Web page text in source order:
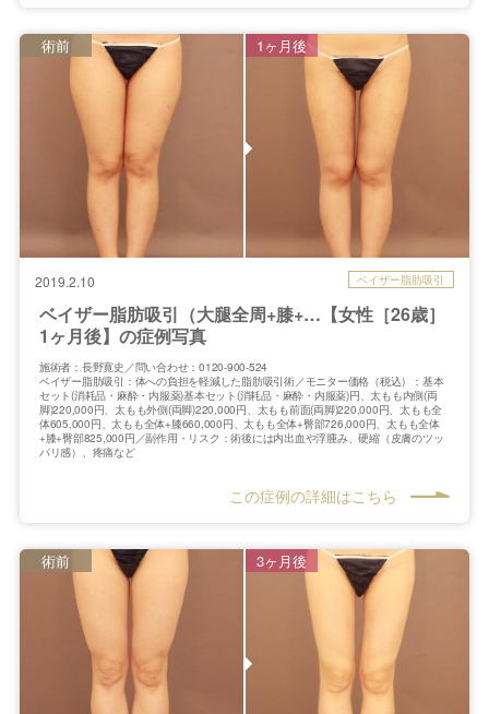
2019.2.10 ベイザー脂肪吸引
ベイザー脂肪吸引（大腿全周+膝+…【女性［26歳］
1ヶ月後】の症例写真
術前 1ヶ月後
施術者：長野寛史／問い合わせ：0120-900-524
ベイザー脂肪吸引：体への負担を軽減した脂肪吸引術／モニター価格（税込）：基本
セット(消耗品・麻酔・内服薬)基本セット(消耗品・麻酔・内服薬)円、太もも内側(両
脚)220,000円、太もも外側(両脚)220,000円、太もも前面(両脚)220,000円、太もも全
体605,000円、太もも全体+膝660,000円、太もも全体+臀部726,000円、太もも全体
+膝+臀部825,000円／副作用・リスク：術後には内出血や浮腫み、硬縮（皮膚のツッ
パリ感）、疼痛など
この症例の詳細はこちら
術前 3ヶ月後